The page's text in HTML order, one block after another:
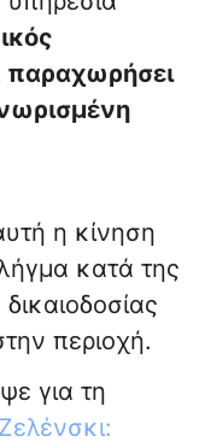
παραχωρήσει
η κίνηση
κατά της
περιοχή.
για τη